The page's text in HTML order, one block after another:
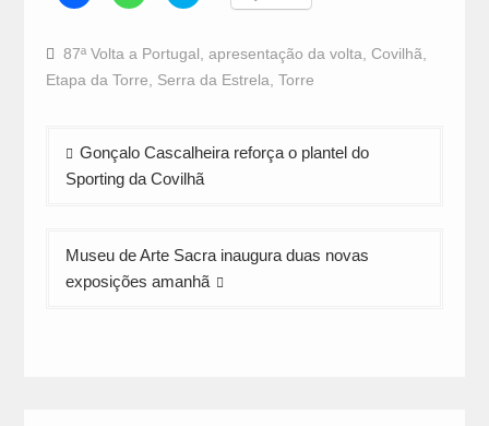
Facebook
(Opens
new
WhatsApp
(Opens
new
Twitter
(Opens
new
87ª Volta a Portugal apresentação da volta Covilhã
Etapa da Torre
Serra da Estrela Torre
Navegação
de
Gonçalo Cascalheira reforça o plantel do
Sporting da Covilhã
Museu de Arte Sacra inaugura duas novas
exposições amanhã